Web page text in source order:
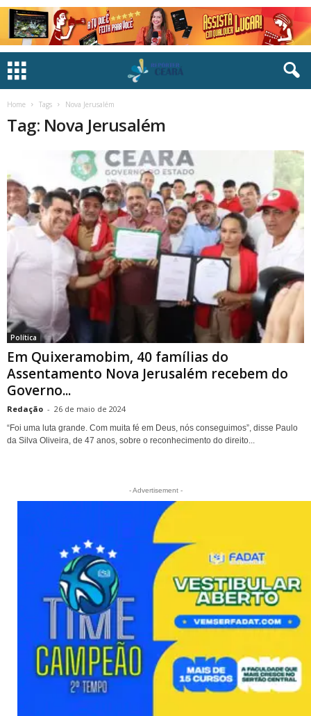
Home Tags Nova Jerusalém
Tag: Nova Jerusalém
Política
Em Quixeramobim, 40 famílias do
Assentamento Nova Jerusalém recebem do
Governo...
Redação - 26 de maio de 2024
“Foi uma luta grande. Com muita fé em Deus, nós conseguimos”, disse Paulo
da Silva Oliveira, de 47 anos, sobre o reconhecimento do direito...
- Advertisement -